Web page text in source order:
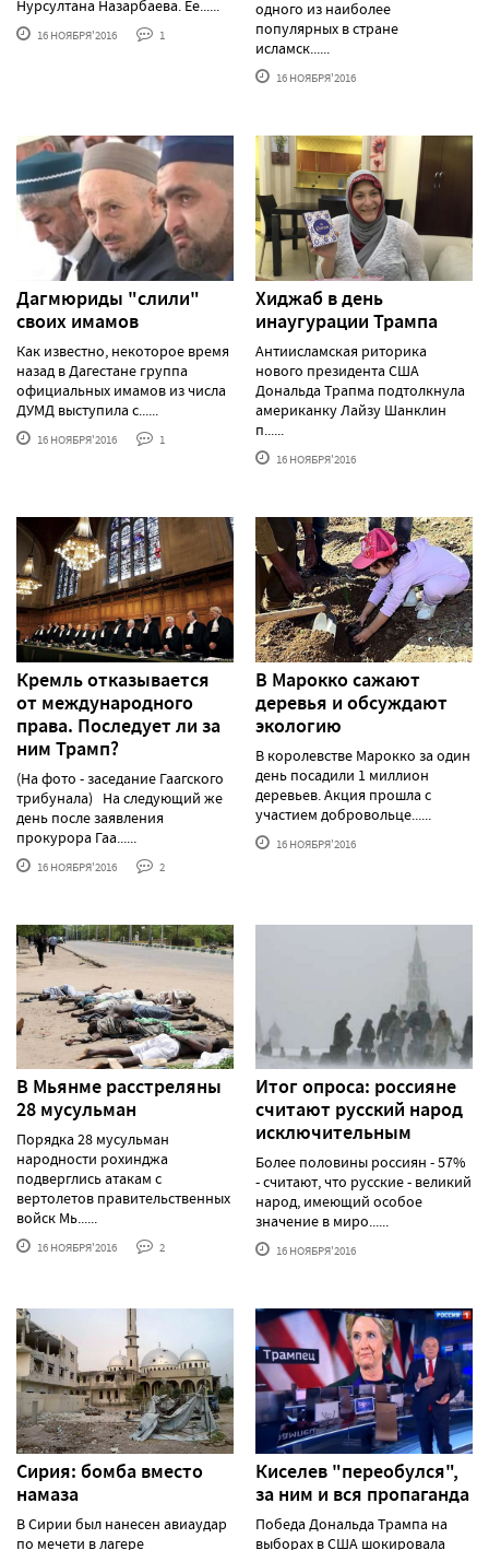
Нурсултана Назарбаева. Ее......
16 НОЯБРЯ'2016 1
одного из наиболее
популярных в стране
исламск......
16 НОЯБРЯ'2016
Дагмюриды "слили"
своих имамов
Как известно, некоторое время
назад в Дагестане группа
официальных имамов из числа
ДУМД выступила с......
16 НОЯБРЯ'2016 1
Хиджаб в день
инаугурации Трампа
Антиисламская риторика
нового президента США
Дональда Трапма подтолкнула
американку Лайзу Шанклин
п......
16 НОЯБРЯ'2016
Кремль отказывается
от международного
права. Последует ли за
ним Трамп?
(На фото - заседание Гаагского
трибунала) На следующий же
день после заявления
прокурора Гаа......
16 НОЯБРЯ'2016 2
В Марокко сажают
деревья и обсуждают
экологию
В королевстве Марокко за один
день посадили 1 миллион
деревьев. Акция прошла с
участием добровольце......
16 НОЯБРЯ'2016
В Мьянме расстреляны
28 мусульман
Порядка 28 мусульман
народности рохинджа
подверглись атакам с
вертолетов правительственных
войск Мь......
16 НОЯБРЯ'2016 2
Итог опроса: россияне
считают русский народ
исключительным
Более половины россиян - 57%
- считают, что русские - великий
народ, имеющий особое
значение в миро......
16 НОЯБРЯ'2016
Сирия: бомба вместо
намаза
В Сирии был нанесен авиаудар
по мечети в лагере
Киселев "переобулся",
за ним и вся пропаганда
Победа Дональда Трампа на
выборах в США шокировала